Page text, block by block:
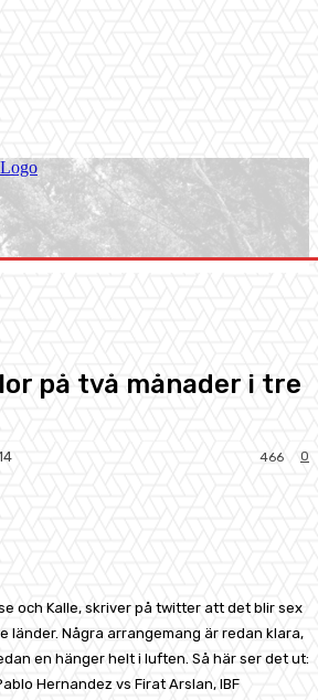
på två månader i tre
0
466
och Kalle, skriver på twitter att det blir sex
länder. Några arrangemang är redan klara,
en hänger helt i luften. Så här ser det ut:
Hernandez vs Firat Arslan, IBF